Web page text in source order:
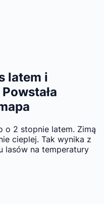
latem i
o 2 stopnie latem. Zimą
cieplej. Tak wynika z
lasów na temperatury